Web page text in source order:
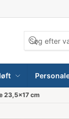
23,5x17 cm